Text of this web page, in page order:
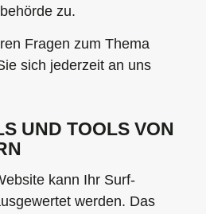
zu.
Fragen zum Thema
sich jederzeit an uns
UND TOOLS VON
kann Ihr Surf-
werden. Das